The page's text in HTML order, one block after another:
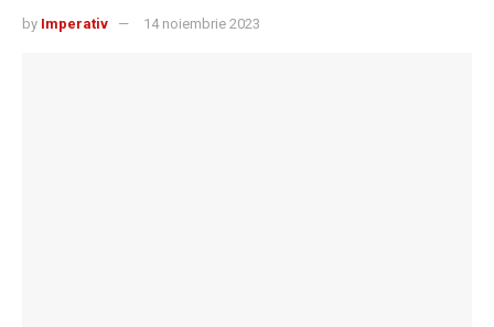
by Imperativ 14 noiembrie 2023